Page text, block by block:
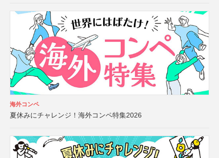
海外コンペ
夏休みにチャレンジ！海外コンペ特集2026